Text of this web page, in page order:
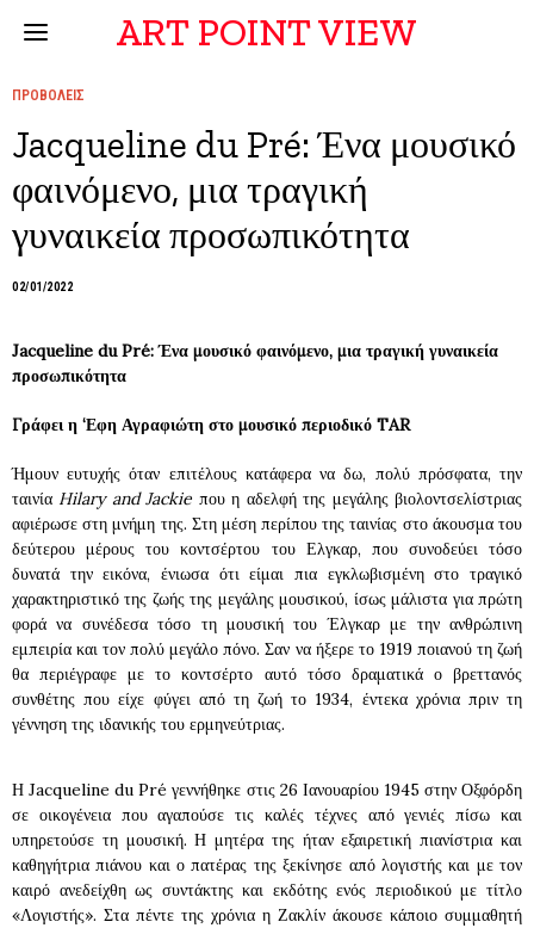
ART POINT VIEW
ΠΡΟΒΟΛΕΙΣ
Jacqueline du Pré: Ένα μουσικό
φαινόμενο, μια τραγική
γυναικεία προσωπικότητα
02/01/2022
Jacqueline du Pré:Ένα μουσικό φαινόμενο, μια τραγική γυναικεία
προσωπικότητα
Γράφει η ‘Εφη Αγραφιώτη στο μουσικό περιοδικό TAR
Ήμουν ευτυχής όταν επιτέλους κατάφερα να δω, πολύ πρόσφατα, την
ταινία Hilary and Jackie που η αδελφή της μεγάλης βιολοντσελίστριας
αφιέρωσε στη μνήμη της. Στη μέση περίπου της ταινίας στο άκουσμα του
δεύτερου μέρους του κοντσέρτου του Ελγκαρ, που συνοδεύει τόσο
δυνατά την εικόνα, ένιωσα ότι είμαι πια εγκλωβισμένη στο τραγικό
χαρακτηριστικό της ζωής της μεγάλης μουσικού, ίσως μάλιστα για πρώτη
φορά να συνέδεσα τόσο τη μουσική του Έλγκαρ με την ανθρώπινη
εμπειρία και τον πολύ μεγάλο πόνο. Σαν να ήξερε το 1919 ποιανού τη ζωή
θα περιέγραφε με το κοντσέρτο αυτό τόσο δραματικά ο βρεττανός
συνθέτης που είχε φύγει από τη ζωή το 1934, έντεκα χρόνια πριν τη
γέννηση της ιδανικής του ερμηνεύτριας.
Η Jacqueline du Pré γεννήθηκε στις 26 Ιανουαρίου 1945 στην Οξφόρδη
σε οικογένεια που αγαπούσε τις καλές τέχνες από γενιές πίσω και
υπηρετούσε τη μουσική. Η μητέρα της ήταν εξαιρετική πιανίστρια και
καθηγήτρια πιάνου και ο πατέρας της ξεκίνησε από λογιστής και με τον
καιρό ανεδείχθη ως συντάκτης και εκδότης ενός περιοδικού με τίτλο
«Λογιστής». Στα πέντε της χρόνια η Ζακλίν άκουσε κάποιο συμμαθητή